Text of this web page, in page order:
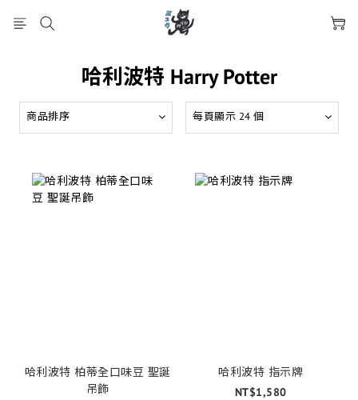
哈利波特 Harry Potter
商品排序 每頁顯示 24 個
哈利波特 柏蒂全口味豆 聖誕
吊飾
哈利波特 指示牌
NT$1,580